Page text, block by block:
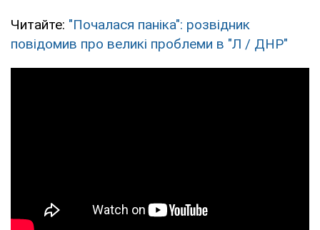
Читайте: "Почалася паніка": розвідник
повідомив про великі проблеми в "Л / ДНР"